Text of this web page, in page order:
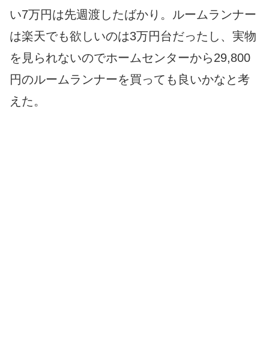
い7万円は先週渡したばかり。ルームランナー
は楽天でも欲しいのは3万円台だったし、実物
を見られないのでホームセンターから29,800
円のルームランナーを買っても良いかなと考
えた。